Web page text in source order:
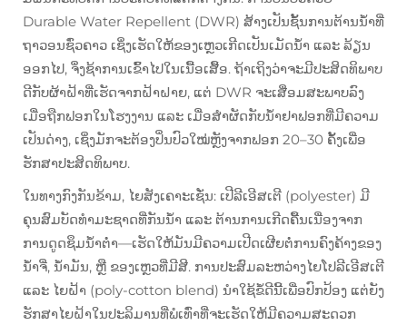
Durable Water Repellent (DWR) ສ້າງເປັນຊັ້ນການຕ້ານນ້ຳທີ່
ຖາວອນຊົ່ວຄາວ ເຊິ່ງເຮັດໃຫ້ຂອງເຫຼວເກີດເປັນເມັດນ້ຳ ແລະ ລ້ຽນ
ອອກໄປ, ຈຶ່ງຊ້າການເຂົ້າໄປໃນເນື້ອເສື້ອ. ຖ້າເຖິງວ່າຈະມີປະສິດທິພາບ
ດີກັບຜ້າຝ້າທີ່ເຮັດຈາກຝ້າຝາຍ, ແຕ່ DWR ຈະເສື່ອມສະພາບລົງ
ເມື່ອຖືກຟອກໃນໂຮງງານ ແລະ ເມື່ອສຳຜັດກັບນ້ຳຢາຟອກທີ່ມີຄວາມ
ເປັນດ່າງ, ເຊິ່ງມັກຈະຕ້ອງປິ່ນປົວໃໝ່ຫຼັງຈາກຟອກ 20–30 ຄັ້ງເພື່ອ
ຮັກສາປະສິດທິພາບ.
ໃນທາງກົງກັນຂ້າມ, ໄຍສັງເຄາະເຊັ່ນ: ເປີລີເອີສເຕີ (polyester) ມີ
ຄຸນສົມບັດທຳມະຊາດທີ່ກັນນ້ຳ ແລະ ຕ້ານການເກີດຄື້ນເນື່ອງຈາກ
ການດູດຊຶມນ້ຳຕ່ຳ—ເຮັດໃຫ້ມັນມີຄວາມເປີດເຜີຍຕໍ່ການຄົງຄ້າງຂອງ
ນ້ຳຈີ່, ນ້ຳມັນ, ຫຼື ຂອງເຫຼວທີ່ມີສີ. ການປະສົມລະຫວ່າງໄຍໂປລີເອີສເຕີ
ແລະ ໄຍຝ້າ (poly-cotton blend) ນຳໃຊ້ຂໍ້ດີນີ້ເພື່ອປົກປ້ອງ ແຕ່ຍັງ
ຮັກສາໄຍຝ້າໃນປະລິມານທີ່ພໍເທົ່າທີ່ຈະເຮັດໃຫ້ມີຄວາມສະດວກ